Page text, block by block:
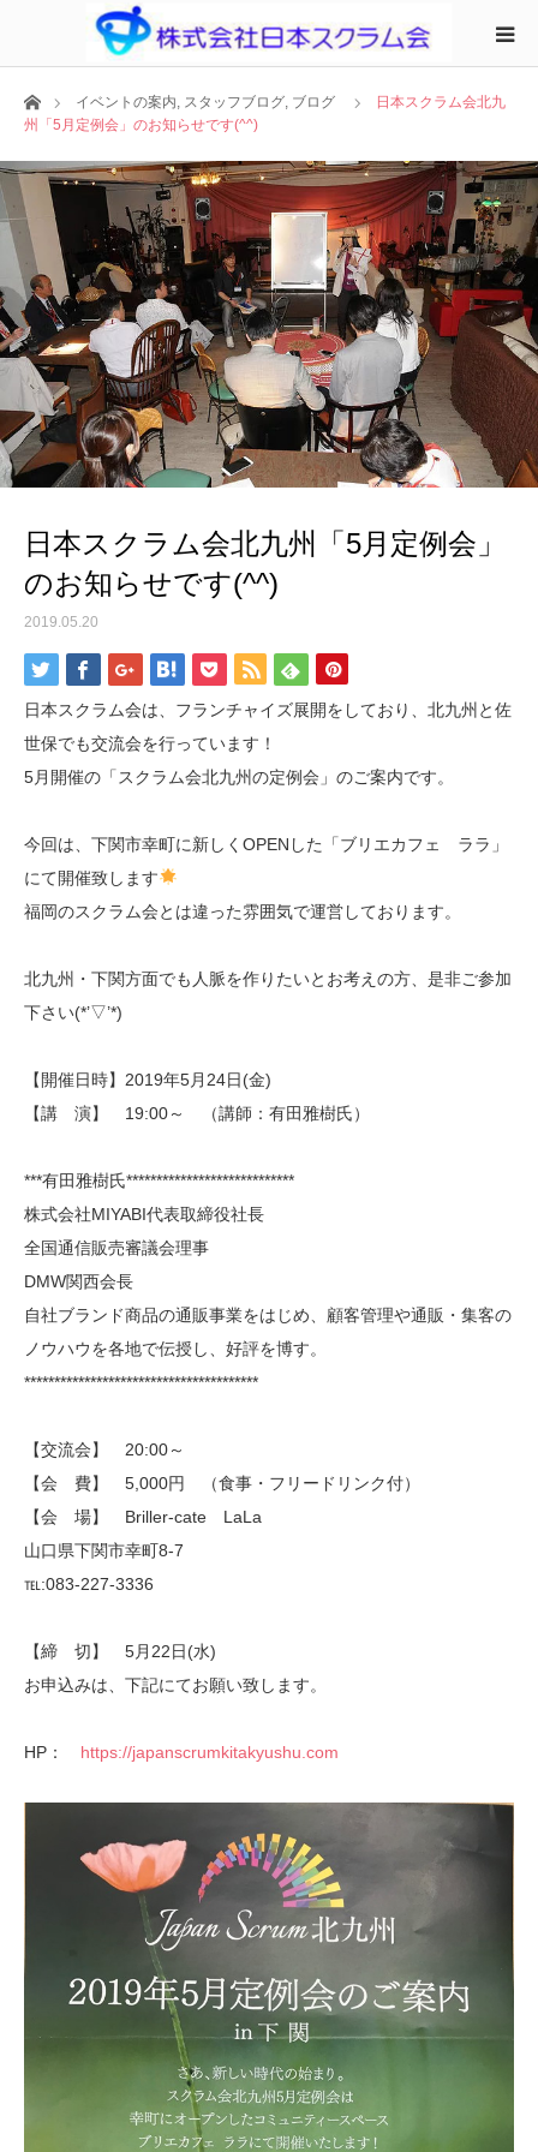
ホームイベントの案内, スタッフブログ, ブログ
日本スクラム会北九
州「5月定例会」のお知らせです(^^)
日本スクラム会北九州「5月定例会」
のお知らせです(^^)
2019.05.20
日本スクラム会は、フランチャイズ展開をしており、北九州と佐
世保でも交流会を行っています！
5月開催の「スクラム会北九州の定例会」のご案内です。
今回は、下関市幸町に新しくOPENした「ブリエカフェ ララ」
にて開催致します
福岡のスクラム会とは違った雰囲気で運営しております。
北九州・下関方面でも人脈を作りたいとお考えの方、是非ご参加
下さい(*’▽’*)
【開催日時】2019年5月24日(金)
【講 演】 19:00～ （講師：有田雅樹氏）
***有田雅樹氏****************************
株式会社MIYABI代表取締役社長
全国通信販売審議会理事
DMW関西会長
自社ブランド商品の通販事業をはじめ、顧客管理や通販・集客の
ノウハウを各地で伝授し、好評を博す。
***************************************
【交流会】 20:00～
【会 費】 5,000円 （食事・フリードリンク付）
【会 場】 Briller-cate LaLa
山口県下関市幸町8-7
℡:083-227-3336
【締 切】 5月22日(水)
お申込みは、下記にてお願い致します。
HP： https://japanscrumkitakyushu.com